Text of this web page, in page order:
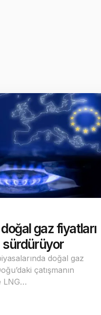
gaz fiyatları
sürdürüyor
doğal gaz
çatışmanın
LNG…